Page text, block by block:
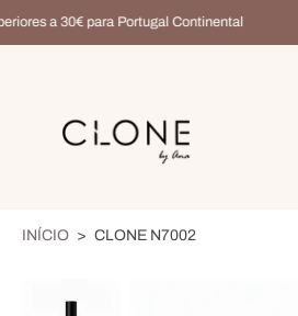
Saltar
para
a 30€ para Portugal Continental
INÍCIO > CLONE N7002
Saltar